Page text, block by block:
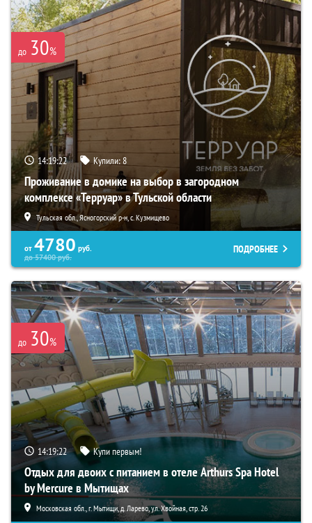
до 30%
14:19:21 Купили:8
Проживание в домике на выбор в загородном
комплексе «Терруар» в Тульской области
Тульская обл., Ясногорский р-н, с. Кузмищево
от 4780 руб.
до57400руб.
ПОДРОБНЕЕ
до 30%
14:19:21 Купи первым!
Отдых для двоих с питанием в отеле Arthurs Spa Hotel
by Mercure в Мытищах
Московская обл., г. Мытищи, д. Ларево, ул. Хвойная, стр. 26